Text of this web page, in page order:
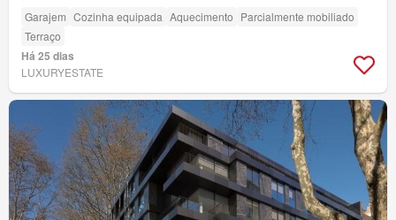
Garajem Cozinha equipada Aquecimento Parcialmente mobiliado
Terraço
Há 25 dias
LUXURYESTATE